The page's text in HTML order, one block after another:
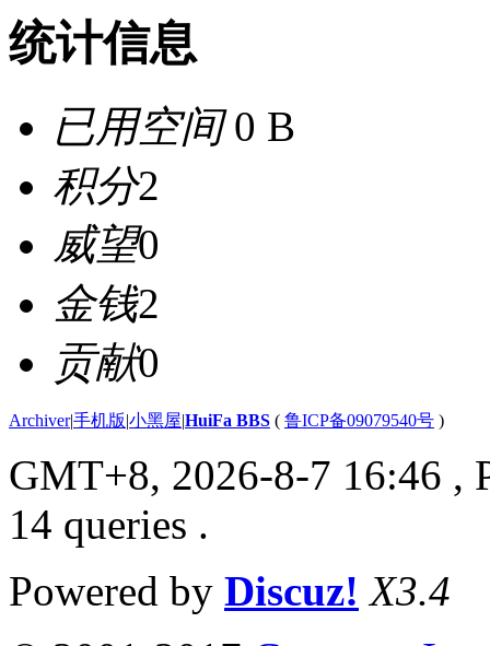
统计信息
已用空间0 B
积分2
威望0
金钱2
贡献0
Archiver|手机版|小黑屋|HuiFa BBS ( 鲁ICP备09079540号 )
GMT+8, 2026-8-7 16:46 ,
14 queries .
Powered by Discuz! X3.4